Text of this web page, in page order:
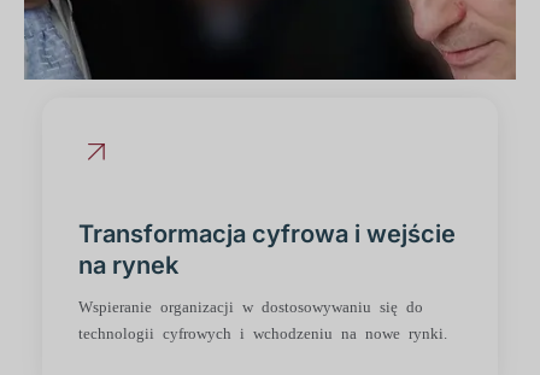
Transformacja cyfrowa i wejście
na rynek
Wspieranie organizacji w dostosowywaniu się do
technologii cyfrowych i wchodzeniu na nowe rynki.